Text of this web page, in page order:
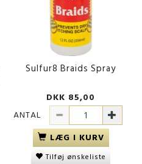
Sulfur8 Braids Spray
DKK 85,00
ANTAL
LÆG I KURV
Tilføj ønskeliste